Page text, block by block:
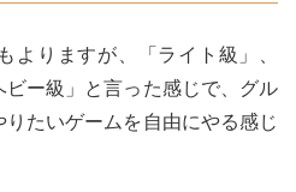
よりますが、「ライト級」、
ビー級」と言った感じで、グル
たいゲームを自由にやる感じ